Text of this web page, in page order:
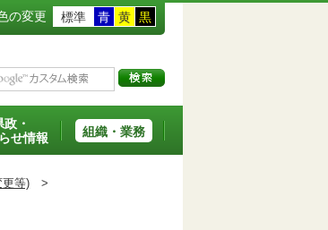
の変更 標準 青 黄 黒
政・
せ情報
組織・業務
更等) >